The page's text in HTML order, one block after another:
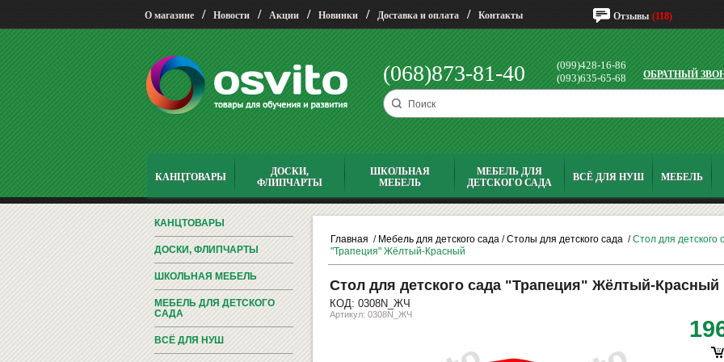
О магазине / Новости / Акции / Новинки / Доставка и оплата / Контакты Отзывы (118)
(068)873-81-40
(099)428-16-86
(093)635-65-68
ОБРАТНЫЙ
КАНЦТОВАРЫ
ДОСКИ,
ФЛИПЧАРТЫ
ШКОЛЬНАЯ
МЕБЕЛЬ
МЕБЕЛЬ ДЛЯ
ДЕТСКОГО САДА
ВСЁ ДЛЯ НУШ МЕБЕЛЬ
КАНЦТОВАРЫ
ДОСКИ, ФЛИПЧАРТЫ
ШКОЛЬНАЯ МЕБЕЛЬ
МЕБЕЛЬ ДЛЯ ДЕТСКОГО
САДА
ВСЁ ДЛЯ НУШ
Главная / Мебель для детского сада /Столы для детского сада /Стол для детского
"Трапеция" Жёлтый-Красный
Стол для детского сада "Трапеция" Жёлтый-Красный
КОД: 0308N_ЖЧ
Артикул: 0308N_ЖЧ